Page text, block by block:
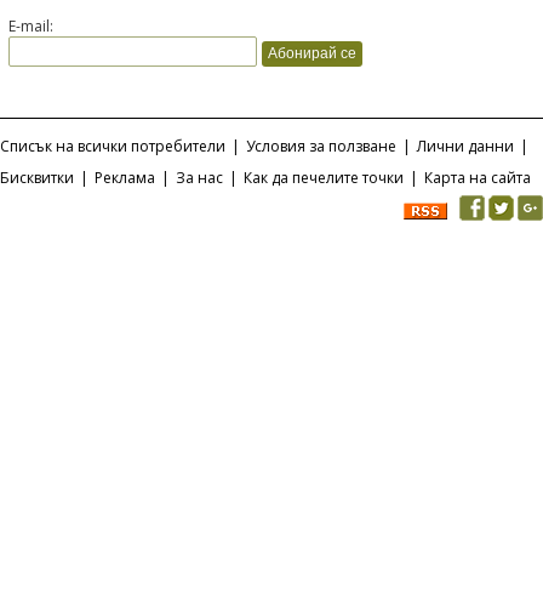
E-mail:
Списък на всички потребители | Условия за ползване | Лични данни |
Бисквитки | Реклама | За нас | Как да печелите точки | Карта на сайта